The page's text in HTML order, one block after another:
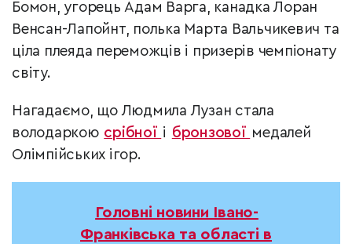
Бомон, угорець Адам Варга, канадка Лоран
Венсан-Лапойнт, полька Марта Вальчикевич та
ціла плеяда переможців і призерів чемпіонату
світу.
Нагадаємо, що Людмила Лузан стала
володаркою срібної і бронзової медалей
Олімпійських ігор.
Головні новини Івано-
Франківська та області в